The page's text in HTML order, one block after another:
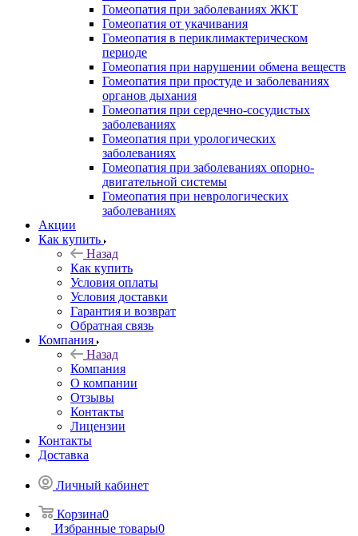
Гомеопатия при заболеваниях ЖКТ
Гомеопатия от укачивания
Гомеопатия в периклимактерическом
периоде
Гомеопатия при нарушении обмена веществ
Гомеопатия при простуде и заболеваниях
органов дыхания
Гомеопатия при сердечно-сосудистых
заболеваниях
Гомеопатия при урологических
заболеваниях
Гомеопатия при заболеваниях опорно-
двигательной системы
Гомеопатия при неврологических
заболеваниях
Акции
Как купить
Назад
Как купить
Условия оплаты
Условия доставки
Гарантия и возврат
Обратная связь
Компания
Назад
Компания
О компании
Отзывы
Контакты
Лицензии
Контакты
Доставка
Личный кабинет
Корзина0
Избранные товары0